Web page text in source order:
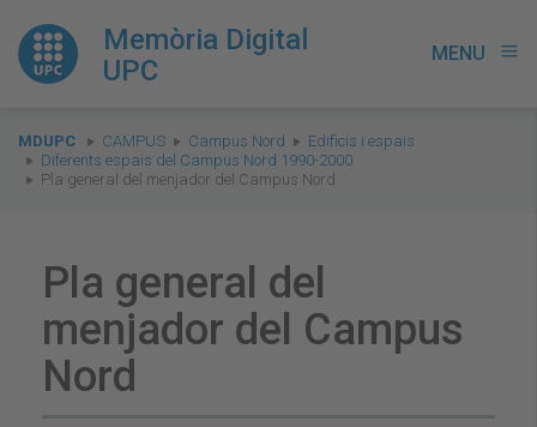
Memòria Digital
UPC
MENU menu
You
are
here:
MDUPC CAMPUS Campus Nord
Edificis i espais
Diferents espais del Campus Nord 1990-2000
Pla general del menjador del Campus Nord
Pla general del
menjador del Campus
Nord